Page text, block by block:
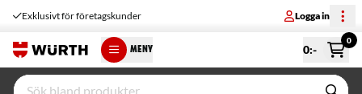
Exklusivt för företagskunder Logga in
MENY 0:-
0